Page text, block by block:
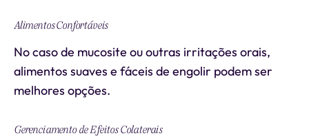
Alimentos Confortáveis
No caso de mucosite ou outras irritações orais,
alimentos suaves e fáceis de engolir podem ser
melhores opções.
Gerenciamento de Efeitos Colaterais